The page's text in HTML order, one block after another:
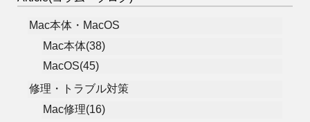
Mac本体・MacOS
Mac本体(38)
MacOS(45)
修理・トラブル対策
Mac修理(16)